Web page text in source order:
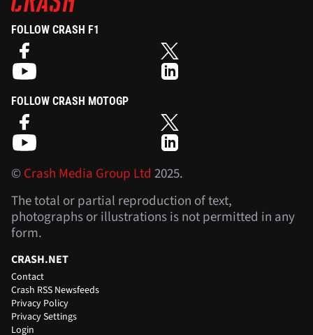
FOLLOW CRASH F1
FOLLOW CRASH MOTOGP
©Crash Media Group Ltd 2025.
The total or partial reproduction of text,
photographs or illustrations is not permitted in any
form.
CRASH.NET
Contact
Crash RSS Newsfeeds
Privacy Policy
Privacy Settings
Login